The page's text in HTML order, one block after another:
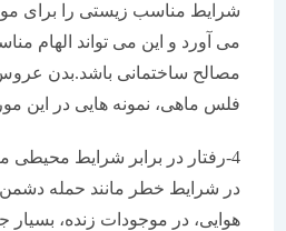
شرایط مناسب زیستی را برای موجود
می آورد و این می تواند الهام مناسبی
مصالح ساختمانی باشد.بدن عروس
فلس ماهی، نمونه هایی در این مورد
4-رفتار در برابر شرایط محیطی
در شرایط خطر مانند حمله دشمن،
هوایی، در موجودات زنده، بسیار جالب